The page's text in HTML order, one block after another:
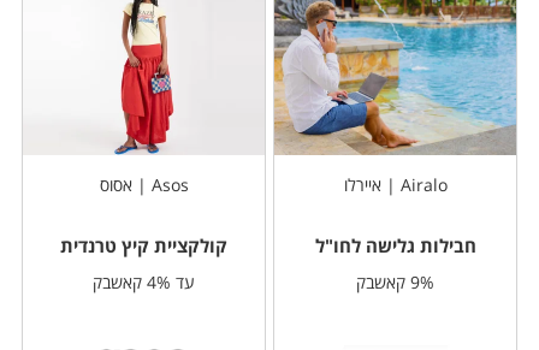
Airalo | איירלו
חבילות גלישה לחו"ל
9% קאשבק
Asos | אסוס
קולקציית קיץ טרנדית
עד 4% קאשבק